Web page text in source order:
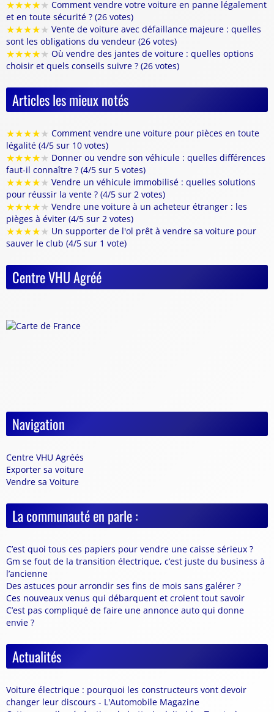
★★★★★ Comment vendre votre voiture en panne légalement
et en toute sécurité ? (26 votes)
★★★★★ Vente de voiture avec défaillance majeure : quelles
sont les obligations du vendeur (26 votes)
★★★★★ Où vendre des jantes de voiture : quelles options
choisir et quels conseils suivre ? (26 votes)
Articles les mieux notés
★★★★★ Comment vendre une voiture pour pièces en toute
légalité (4/5 sur 10 votes)
★★★★★ Donner ou vendre son véhicule : quelles différences
faut-il connaître ? (4/5 sur 5 votes)
★★★★★ Vendre un véhicule immobilisé : quelles solutions
pour réussir la vente ? (4/5 sur 2 votes)
★★★★★ Vendre une voiture à un acheteur étranger : les
pièges à éviter (4/5 sur 2 votes)
★★★★★ Un supporter de l'ol prêt à vendre sa voiture pour
sauver le club (4/5 sur 1 vote)
Centre VHU Agréé
Navigation
Centre VHU Agréés
Exporter sa voiture
Vendre sa Voiture
La communauté en parle :
C’est quoi tous ces papiers pour vendre une caisse sérieux ?
Gm se fout de la transition électrique, c’est juste du business à
l’ancienne
Des astuces pour arrondir ses fins de mois sans galérer ?
Ces nouveaux venus qui débarquent et croient tout savoir
C’est pas compliqué de faire une annonce auto qui donne
envie ?
Actualités
Voiture électrique : pourquoi les constructeurs vont devoir
changer leur discours - L'Automobile Magazine